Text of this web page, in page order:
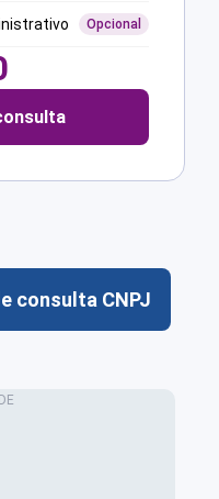
Opcional
consulta CNPJ